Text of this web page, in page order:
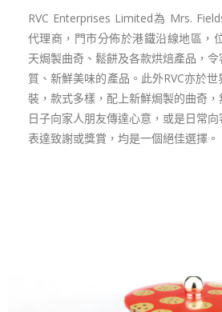
RVC Enterprises Limited為 Mrs.
代理商，門市分佈於港鐵沿線地區，
天焗製曲奇、鬆餅及各款烘焙產品，
質、新鮮美味的產品。此外RVC亦於
裝，款式多樣，配上新鮮焗製的曲奇
日子向家人朋友傳達心意，或是日常
表達致謝或獎賞，均是一個絕佳選擇。